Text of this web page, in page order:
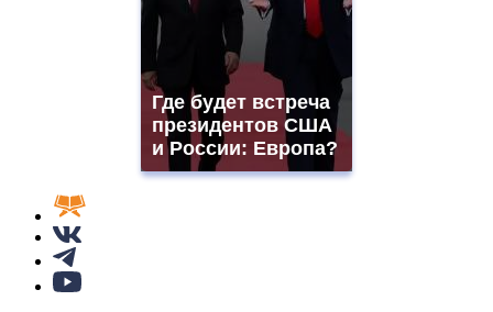
Где будет встреча
президентов США
и России: Европа?